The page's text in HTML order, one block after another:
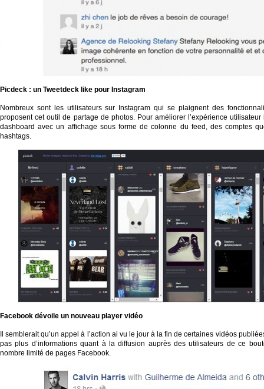
Picdeck : un Tweetdeck like pour Instagram
Nombreux sont les utilisateurs sur Instagram qui se plaignent des
proposent cet outil de partage de photos. Pour améliorer l’expérience
dashboard avec un affichage sous forme de colonne du feed, des comptes
hashtags.
Facebook dévoile un nouveau player vidéo
Il semblerait qu’un appel à l’action ai vu le jour à la fin de certaines vidéos
pas plus d’informations quant à la diffusion auprès des utilisateurs de ce
nombre limité de pages Facebook.